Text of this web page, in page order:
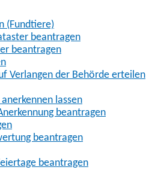
(Fundtiere)
beantragen
beantragen
Verlangen der Behörde erteilen
lassen
beantragen
beantragen
beantragen